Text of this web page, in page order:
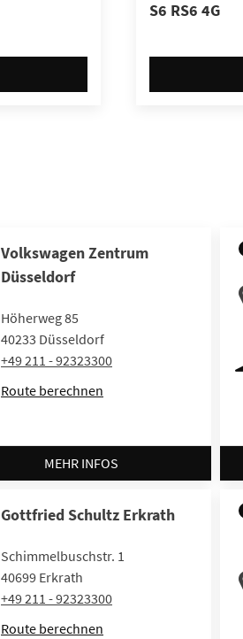
S6 RS6 4G
Volkswagen Zentrum
Düsseldorf
Höherweg 85
40233 Düsseldorf
+49 211 - 92323300
Route berechnen
MEHR INFOS
Gottfried Schultz Erkrath
Schimmelbuschstr. 1
40699 Erkrath
+49 211 - 92323300
Route berechnen